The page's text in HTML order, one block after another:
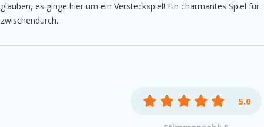
glauben, es ginge hier um ein Versteckspiel! Ein charmantes Spiel für
zwischendurch.
5.0